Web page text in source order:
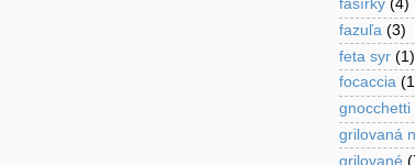
fašírky (4)
fazuľa (3)
feta syr (1)
focaccia
gnocchetti
grilovaná
grilované